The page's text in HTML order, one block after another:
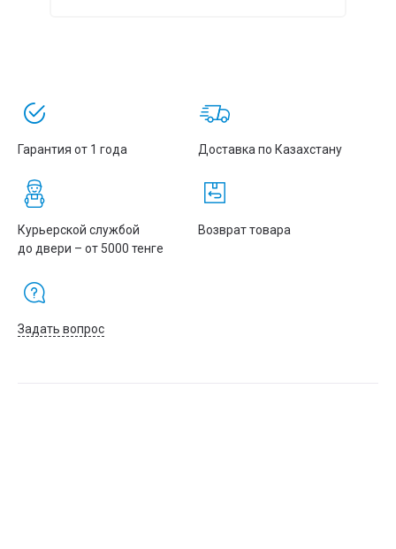
Гарантия от 1 года Доставка по Казахстану
Курьерской службой
до двери – от 5000 тенге
Возврат товара
Задать вопрос